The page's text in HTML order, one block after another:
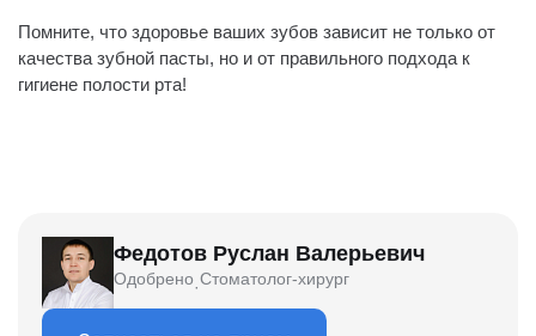
Помните, что здоровье ваших зубов зависит не только от
качества зубной пасты, но и от правильного подхода к
гигиене полости рта!
Федотов Руслан Валерьевич
Одобрено·Стоматолог-хирург